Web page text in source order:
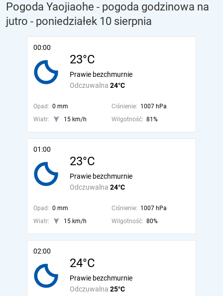
Pogoda Yaojiaohe - pogoda godzinowa na
jutro - poniedziałek 10 sierpnia
00:00
23°C
Odczuwalna 24°C
Prawie bezchmurnie
Opad: 0 mm Ciśnienie: 1007 hPa
Wiatr:
15 km/h Wilgotność: 81%
01:00
23°C
Odczuwalna 24°C
Prawie bezchmurnie
Opad: 0 mm Ciśnienie: 1007 hPa
Wiatr:
15 km/h Wilgotność: 80%
02:00
24°C
Odczuwalna 25°C
Prawie bezchmurnie